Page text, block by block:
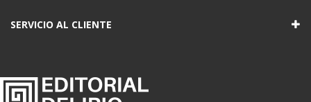
SERVICIO AL CLIENTE